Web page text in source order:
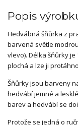
Popis
Hedvábná šňůrka z
barvená světle
vlevo). Délka šňůrky je
plochá a lze ji
Šňůrky jsou barveny
hedvábí jemné a
barev a hedvábí se
Protože se jedná o